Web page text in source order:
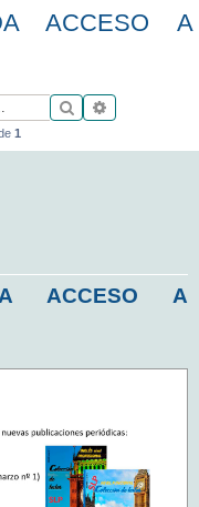
s
ACCESO A
Buscar
1
ACCESO A